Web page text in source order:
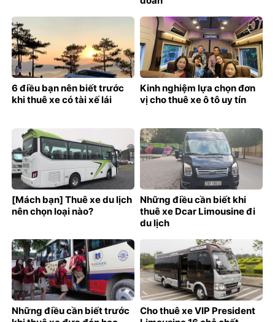
6 điều bạn nên biết trước
khi thuê xe có tài xế lái
Kinh nghiệm lựa chọn đơn
vị cho thuê xe ô tô uy tín
[Mách bạn] Thuê xe du lịch
nên chọn loại nào?
Những điều cần biết khi
thuê xe Dcar Limousine đi
du lịch
Những điều cần biết trước
Cho thuê xe VIP President